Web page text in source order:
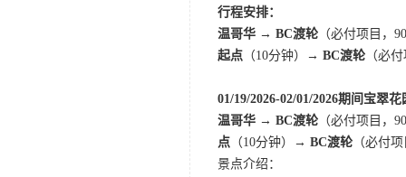
行程安排：
温哥华 → BC渡轮 （必付项目，
起点 （10分钟）→ BC渡轮 （必
01/19/2026-02/01/2026期间宝翠
温哥华 → BC渡轮 （必付项目，
点 （10分钟） → BC渡轮 （必付
景点介绍：